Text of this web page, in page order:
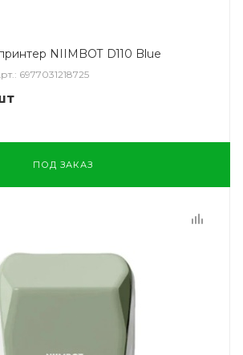
NIIMBOT D110 Blue
6977031218725
ПОД ЗАКАЗ